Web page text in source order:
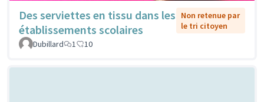
Des serviettes en tissu dans les
établissements scolaires
Non retenue par
le tri citoyen
Dubillard
1 10